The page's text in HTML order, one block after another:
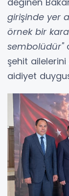
girişinde yer
örnek bir
sembolüdür"
şehit
aidiyet